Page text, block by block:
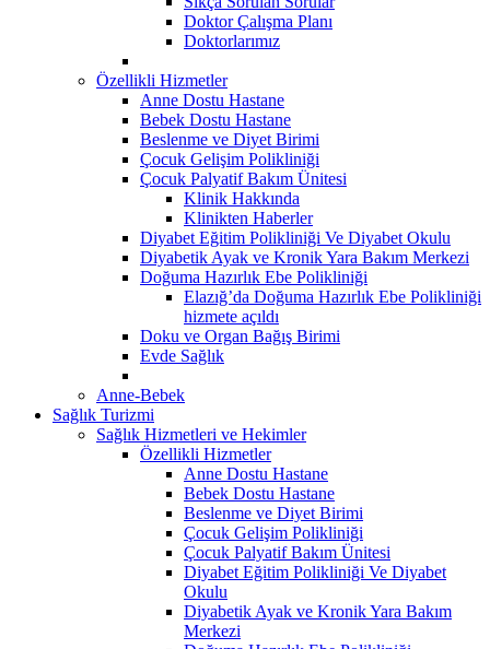
Doktor Çalışma Planı
Doktorlarımız
Özellikli Hizmetler
Anne Dostu Hastane
Bebek Dostu Hastane
Beslenme ve Diyet Birimi
Çocuk Gelişim Polikliniği
Çocuk Palyatif Bakım Ünitesi
Klinik Hakkında
Klinikten Haberler
Diyabet Eğitim Polikliniği Ve Diyabet Okulu
Diyabetik Ayak ve Kronik Yara Bakım Merkezi
Doğuma Hazırlık Ebe Polikliniği
Elazığ’da Doğuma Hazırlık Ebe Polikliniği
hizmete açıldı
Doku ve Organ Bağış Birimi
Evde Sağlık
Anne-Bebek
Sağlık Turizmi
Sağlık Hizmetleri ve Hekimler
Özellikli Hizmetler
Anne Dostu Hastane
Bebek Dostu Hastane
Beslenme ve Diyet Birimi
Çocuk Gelişim Polikliniği
Çocuk Palyatif Bakım Ünitesi
Diyabet Eğitim Polikliniği Ve Diyabet
Okulu
Diyabetik Ayak ve Kronik Yara Bakım
Merkezi